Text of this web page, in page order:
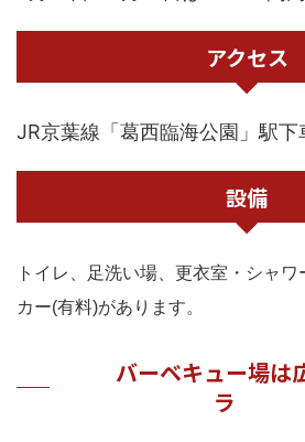
アクセス
JR京葉線「葛西臨海公園」駅
設備
トイレ、足洗い場、更衣室・シャ
カー(有料)があります。
バーベキュー場は
ラ